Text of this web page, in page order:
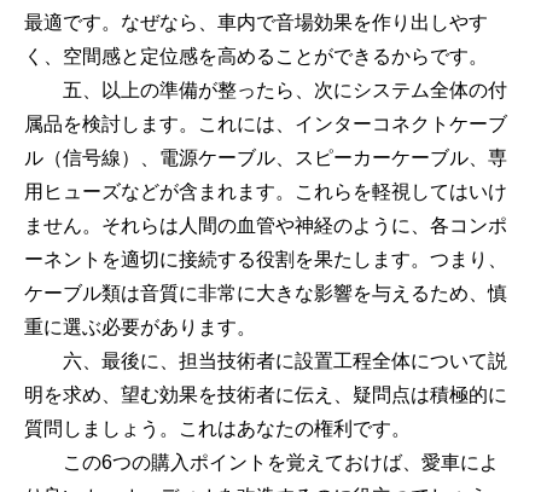
最適です。なぜなら、車内で音場効果を作り出しやす
く、空間感と定位感を高めることができるからです。
五、以上の準備が整ったら、次にシステム全体の付
属品を検討します。これには、インターコネクトケーブ
ル（信号線）、電源ケーブル、スピーカーケーブル、専
用ヒューズなどが含まれます。これらを軽視してはいけ
ません。それらは人間の血管や神経のように、各コンポ
ーネントを適切に接続する役割を果たします。つまり、
ケーブル類は音質に非常に大きな影響を与えるため、慎
重に選ぶ必要があります。
六、最後に、担当技術者に設置工程全体について説
明を求め、望む効果を技術者に伝え、疑問点は積極的に
質問しましょう。これはあなたの権利です。
この6つの購入ポイントを覚えておけば、愛車によ